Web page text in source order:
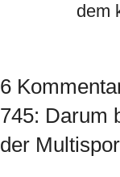
dem
6
745: Darum
der